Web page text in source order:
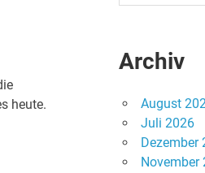
heute.
Archiv
August
Juli 2026
Dezember
November